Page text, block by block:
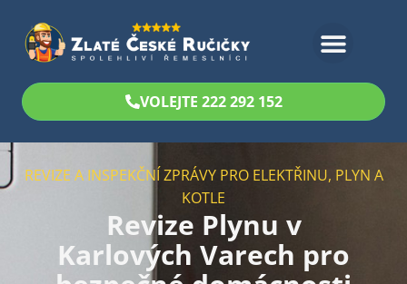
VOLEJTE 222 292 152
REVIZE A INSPEKČNÍ ZPRÁVY PRO ELEKTŘINU, PLYN A
KOTLE
Revize Plynu v
Karlových Varech pro